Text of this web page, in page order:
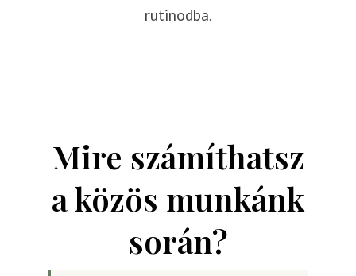
rutinodba.
Mire számíthatsz
a közös munkánk
során?